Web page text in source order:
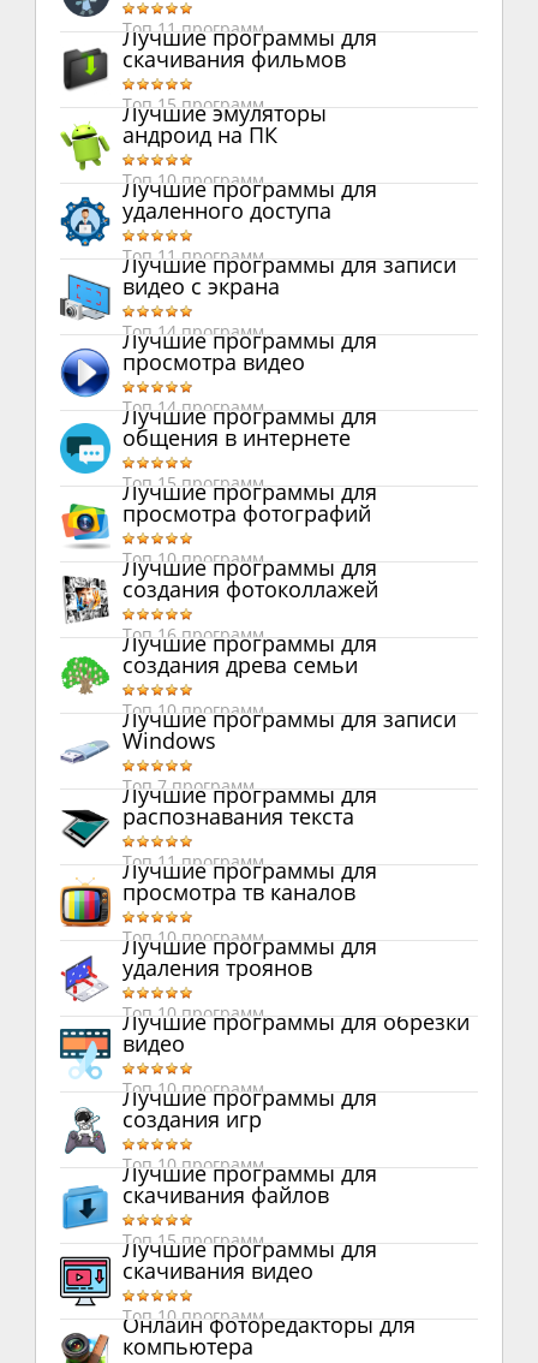
Топ 11 программ
Лучшие программы для
скачивания фильмов
Топ 15 программ
Лучшие эмуляторы
андроид на ПК
Топ 10 программ
Лучшие программы для
удаленного доступа
Топ 11 программ
Лучшие программы для записи
видео с экрана
Топ 14 программ
Лучшие программы для
просмотра видео
Топ 14 программ
Лучшие программы для
общения в интернете
Топ 15 программ
Лучшие программы для
просмотра фотографий
Топ 10 программ
Лучшие программы для
создания фотоколлажей
Топ 16 программ
Лучшие программы для
создания древа семьи
Топ 10 программ
Лучшие программы для записи
Windows
Топ 7 программ
Лучшие программы для
распознавания текста
Топ 11 программ
Лучшие программы для
просмотра тв каналов
Топ 10 программ
Лучшие программы для
удаления троянов
Топ 10 программ
Лучшие программы для обрезки
видео
Топ 10 программ
Лучшие программы для
создания игр
Топ 10 программ
Лучшие программы для
скачивания файлов
Топ 15 программ
Лучшие программы для
скачивания видео
Топ 10 программ
Онлайн фоторедакторы для
компьютера